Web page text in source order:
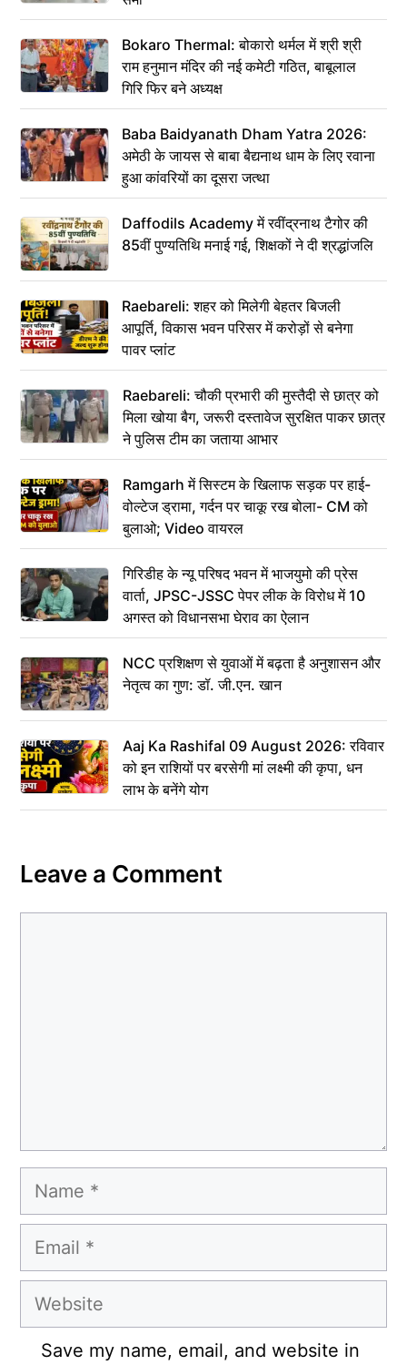
Bokaro Thermal: बोकारो थर्मल में श्री श्री
राम हनुमान मंदिर की नई कमेटी गठित, बाबूलाल
गिरि फिर बने अध्यक्ष
Baba Baidyanath Dham Yatra 2026:
अमेठी के जायस से बाबा बैद्यनाथ धाम के लिए रवाना
हुआ कांवरियों का दूसरा जत्था
Daffodils Academy में रवींद्रनाथ टैगोर की
85वीं पुण्यतिथि मनाई गई, शिक्षकों ने दी श्रद्धांजलि
Raebareli: शहर को मिलेगी बेहतर बिजली
आपूर्ति, विकास भवन परिसर में करोड़ों से बनेगा
पावर प्लांट
Raebareli: चौकी प्रभारी की मुस्तैदी से छात्र को
मिला खोया बैग, जरूरी दस्तावेज सुरक्षित पाकर छात्र
ने पुलिस टीम का जताया आभार
Ramgarh में सिस्टम के खिलाफ सड़क पर हाई-
वोल्टेज ड्रामा, गर्दन पर चाकू रख बोला- CM को
बुलाओ; Video वायरल
गिरिडीह के न्यू परिषद भवन में भाजयुमो की प्रेस
वार्ता, JPSC-JSSC पेपर लीक के विरोध में 10
अगस्त को विधानसभा घेराव का ऐलान
NCC प्रशिक्षण से युवाओं में बढ़ता है अनुशासन और
नेतृत्व का गुण: डॉ. जी.एन. खान
Aaj Ka Rashifal 09 August 2026: रविवार
को इन राशियों पर बरसेगी मां लक्ष्मी की कृपा, धन
लाभ के बनेंगे योग
Leave a Comment
Name
Email
Website
Save my name, email, and website in